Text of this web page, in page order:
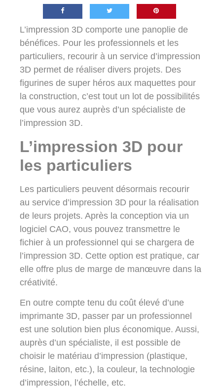
L’impression 3D comporte une panoplie de
bénéfices. Pour les professionnels et les
particuliers, recourir à un service d’impression
3D permet de réaliser divers projets. Des
figurines de super héros aux maquettes pour
la construction, c’est tout un lot de possibilités
que vous aurez auprès d’un spécialiste de
l’impression 3D.
L’impression 3D pour
les particuliers
Les particuliers peuvent désormais recourir
au service d’impression 3D pour la réalisation
de leurs projets. Après la conception via un
logiciel CAO, vous pouvez transmettre le
fichier à un professionnel qui se chargera de
l’impression 3D. Cette option est pratique, car
elle offre plus de marge de manœuvre dans la
créativité.
En outre compte tenu du coût élevé d’une
imprimante 3D, passer par un professionnel
est une solution bien plus économique. Aussi,
auprès d’un spécialiste, il est possible de
choisir le matériau d’impression (plastique,
résine, laiton, etc.), la couleur, la technologie
d’impression, l’échelle, etc.